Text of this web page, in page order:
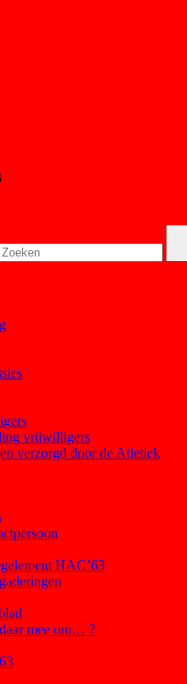
vrijwilligers
verzorgd door de Atletiek
HAC’63
mee om… ?